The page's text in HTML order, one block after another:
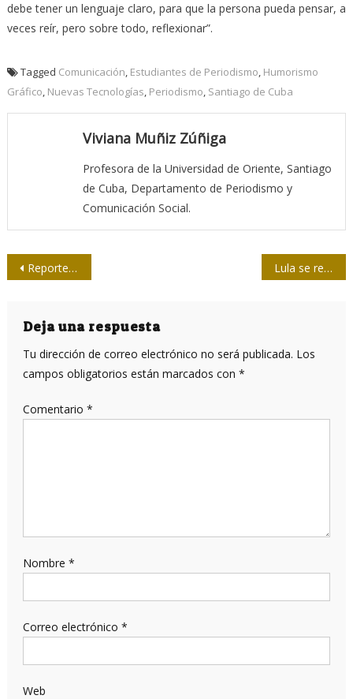
debe tener un lenguaje claro, para que la persona pueda pensar, a
veces reír, pero sobre todo, reflexionar”.
Tagged Comunicación, Estudiantes de Periodismo, Humorismo
Gráfico, Nuevas Tecnologías, Periodismo, Santiago de Cuba
Viviana Muñiz Zúñiga
Profesora de la Universidad de Oriente, Santiago
de Cuba, Departamento de Periodismo y
Comunicación Social.
Navegación
entradas
Reportero británico cuenta cómo Estado Islámico trató de reclutarlo Lula se reúne con periodistas de medios alternativos en Brasil
Deja una respuesta
Tu dirección de correo electrónico no será publicada. Los
campos obligatorios están marcados con *
Comentario *
Nombre *
Correo electrónico *
Web